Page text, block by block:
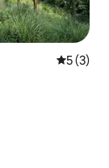
5 (3)